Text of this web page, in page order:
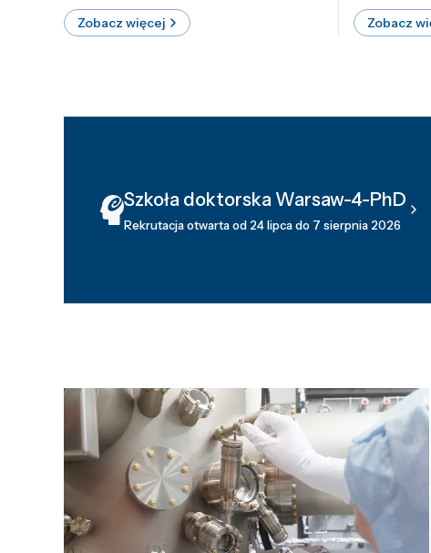
Zobacz więcej Zobacz
Szkoła doktorska Warsaw-4-PhD
Rekrutacja otwarta od 24 lipca do 7 sierpnia 2026